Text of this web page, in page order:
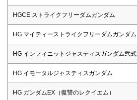
HGCE ストライクフリーダムガンダム
HG マイティーストライクフリーダムガンダム
HG インフィニットジャスティスガンダム弐式
HG イモータルジャスティスガンダム
HG ガンダムEX（復讐のレクイエム）